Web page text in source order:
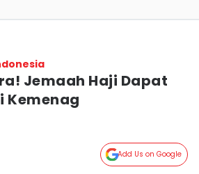
Jemaah Haji Dapat
Add Us on Google